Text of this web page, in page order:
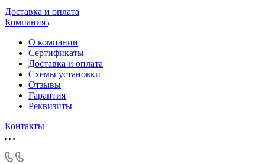
Доставка и оплата
Компания
О компании
Сертификаты
Доставка и оплата
Схемы установки
Отзывы
Гарантия
Реквизиты
Контакты